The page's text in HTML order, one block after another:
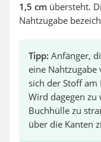
1,5 cm übersteht.
Nahtzugabe
Tipp: Anfänger,
eine
sich der Stoff am
Wird dagegen
Buchhülle zu
über die Kanten